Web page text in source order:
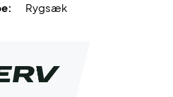
ketchere, hvis du ønsker at
separat skorum
Rygsæk